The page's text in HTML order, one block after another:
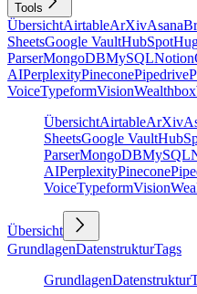
Tools
ÜbersichtAirtableArXivAsana
SheetsGoogle VaultHubSpot
ParserMongoDBMySQLNotion
AIPerplexityPineconePipedrive
VoiceTypeformVisionWealthbox
ÜbersichtAirtableArXiv
SheetsGoogle Vault
ParserMongoDBMySQL
AIPerplexityPinecone
VoiceTypeformVision
Übersicht
GrundlagenDatenstrukturTags
GrundlagenDatenstruktur